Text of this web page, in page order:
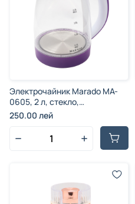
Электрочайник Marado MA-
0605, 2 л, стекло,
прозрачный, многоцветный,
1500 Вт
250.00 лей